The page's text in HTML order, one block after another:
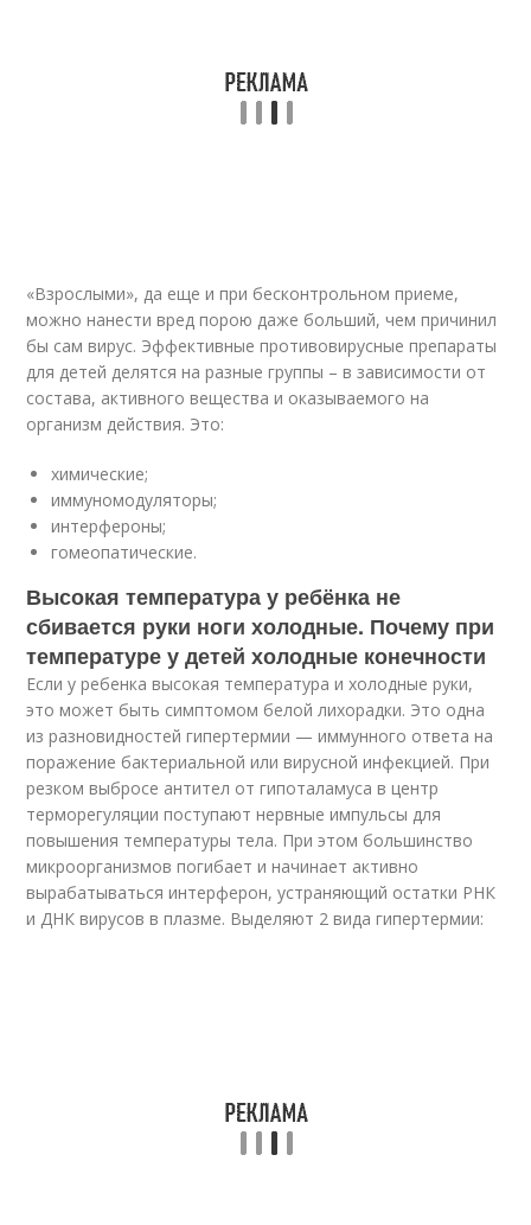
«Взрослыми», да еще и при бесконтрольном приеме,
можно нанести вред порою даже больший, чем причинил
бы сам вирус. Эффективные противовирусные препараты
для детей делятся на разные группы – в зависимости от
состава, активного вещества и оказываемого на
организм действия. Это:
химические;
иммуномодуляторы;
интерфероны;
гомеопатические.
Высокая температура у ребёнка не
сбивается руки ноги холодные. Почему при
температуре у детей холодные конечности
Если у ребенка высокая температура и холодные руки,
это может быть симптомом белой лихорадки. Это одна
из разновидностей гипертермии — иммунного ответа на
поражение бактериальной или вирусной инфекцией. При
резком выбросе антител от гипоталамуса в центр
терморегуляции поступают нервные импульсы для
повышения температуры тела. При этом большинство
микроорганизмов погибает и начинает активно
вырабатываться интерферон, устраняющий остатки РНК
и ДНК вирусов в плазме. Выделяют 2 вида гипертермии: